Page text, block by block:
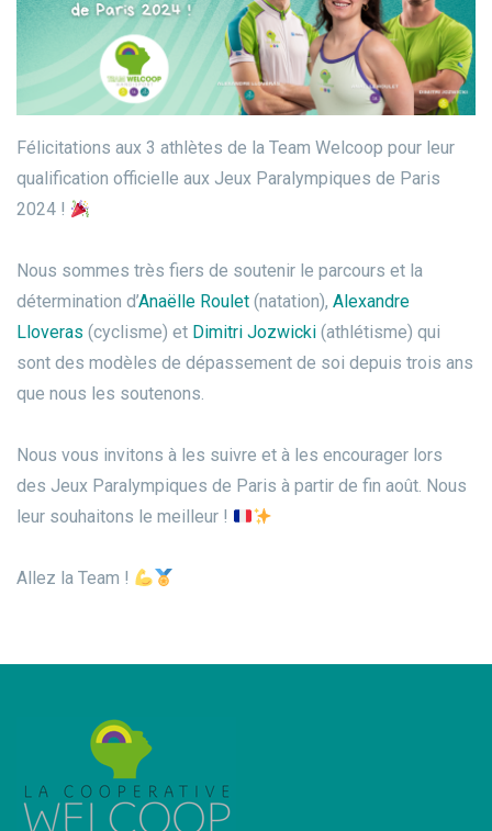
Félicitations aux 3 athlètes de la Team Welcoop pour leur
qualification officielle aux Jeux Paralympiques de Paris
2024 !
Nous sommes très fiers de soutenir le parcours et la
détermination d’Anaëlle Roulet (natation), Alexandre
Lloveras (cyclisme) et Dimitri Jozwicki (athlétisme) qui
sont des modèles de dépassement de soi depuis trois ans
que nous les soutenons.
Nous vous invitons à les suivre et à les encourager lors
des Jeux Paralympiques de Paris à partir de fin août. Nous
leur souhaitons le meilleur !
Allez la Team !